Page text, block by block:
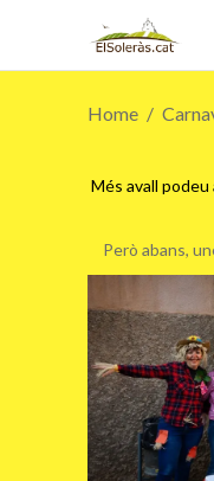
Home
Més avall podeu
Però abans,